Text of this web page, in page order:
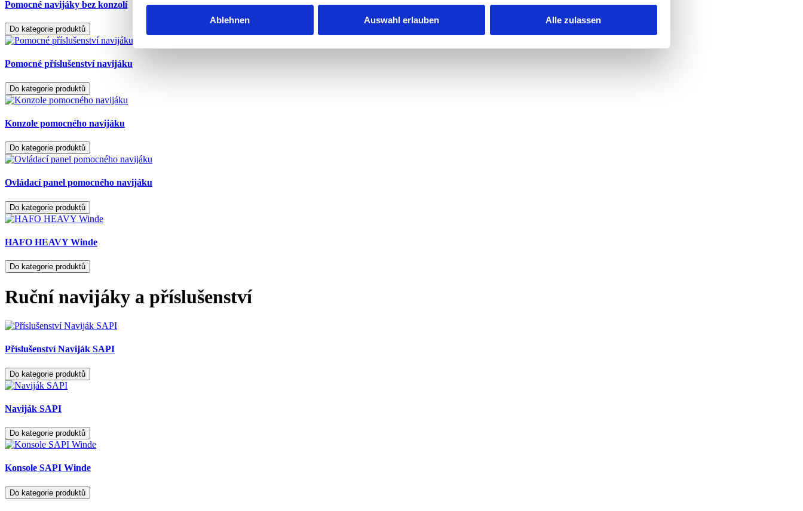
Ablehnen Auswahl erlauben Alle zulassen
Pomocné navijáky bez konzolí
Do kategorie produktů
Pomocné příslušenství navijáku
Do kategorie produktů
Konzole pomocného navijáku
Do kategorie produktů
Ovládací panel pomocného navijáku
Do kategorie produktů
HAFO HEAVY Winde
Do kategorie produktů
Ruční navijáky a příslušenství
Příslušenství Naviják SAPI
Do kategorie produktů
Naviják SAPI
Do kategorie produktů
Konsole SAPI Winde
Do kategorie produktů